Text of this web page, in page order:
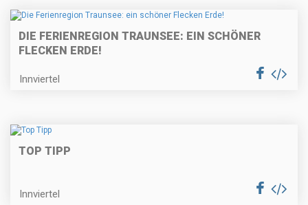
DIE FERIENREGION TRAUNSEE: EIN SCHÖNER
FLECKEN ERDE!
Innviertel
TOP TIPP
Innviertel